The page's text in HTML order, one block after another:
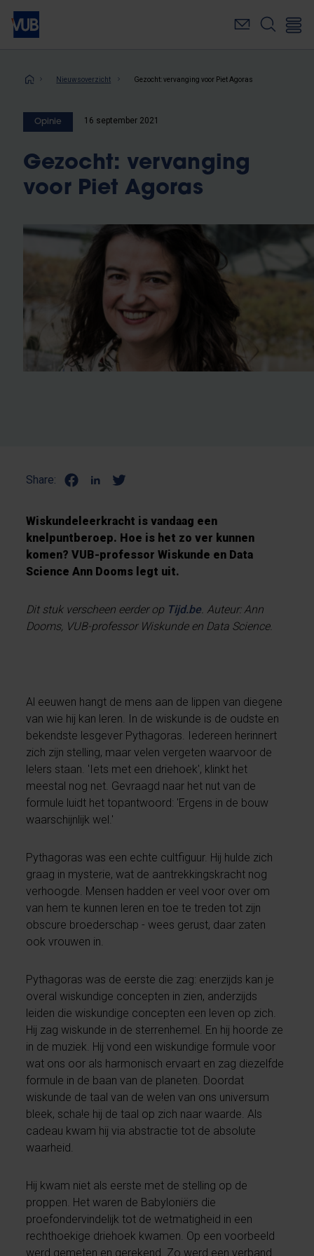
Overslaan
naar
inhoudKruimelpad
Nieuwsoverzicht Gezocht: vervanging voor Piet Agoras
Opinie 16 september 2021
Gezocht: vervanging
voor Piet Agoras
Share:
Wiskundeleerkracht is vandaag een
knelpuntberoep. Hoe is het zo ver kunnen
komen? VUB-professor Wiskunde en Data
Science Ann Dooms legt uit.
Dit stuk verscheen eerder op Tijd.be . Auteur: Ann
Dooms, VUB-professor Wiskunde en Data Science.
Al eeuwen hangt de mens aan de lippen van diegene
van wie hij kan leren. In de wiskunde is de oudste en
bekendste lesgever Pythagoras. Iedereen herinnert
zich zijn stelling, maar velen vergeten waarvoor de
le!ers staan. 'Iets met een driehoek', klinkt het
meestal nog net. Gevraagd naar het nut van de
formule luidt het topantwoord: 'Ergens in de bouw
waarschijnlijk wel.'
Pythagoras was een echte cultfiguur. Hij hulde zich
graag in mysterie, wat de aantrekkingskracht nog
verhoogde. Mensen hadden er veel voor over om
van hem te kunnen leren en toe te treden tot zijn
obscure broederschap - wees gerust, daar zaten
ook vrouwen in.
Pythagoras was de eerste die zag: enerzijds kan je
overal wiskundige concepten in zien, anderzijds
leiden die wiskundige concepten een leven op zich.
Hij zag wiskunde in de sterrenhemel. En hij hoorde ze
in de muziek. Hij vond een wiskundige formule voor
wat ons oor als harmonisch ervaart en zag diezelfde
formule in de baan van de planeten. Doordat
wiskunde de taal van de we!en van ons universum
bleek, scha!e hij de taal op zich naar waarde. Als
cadeau kwam hij via abstractie tot de absolute
waarheid.
Hij kwam niet als eerste met de stelling op de
proppen. Het waren de Babyloniërs die
proefondervindelijk tot de wetmatigheid in een
rechthoekige driehoek kwamen. Op een voorbeeld
werd gemeten en gerekend. Zo werd een verband